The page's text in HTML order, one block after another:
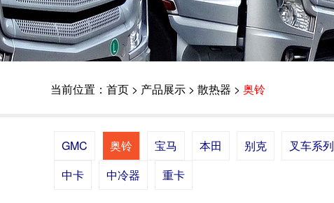
当前位置： 首页 > 产品展示 > 散热器 > 奥铃
GMC 奥铃 宝马 本田 别克 叉车系列
中卡
中冷器 重卡